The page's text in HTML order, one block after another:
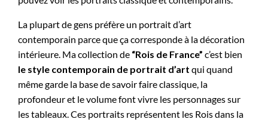
La plupart de gens préfère un portrait d’art
contemporain parce que ça corresponde à la décoration
intérieure. Ma collection de “Rois de France” c’est bien
le style contemporain de portrait d’art qui quand
même garde la base de savoir faire classique, la
profondeur et le volume font vivre les personnages sur
les tableaux. Ces portraits représentent les Rois dans la